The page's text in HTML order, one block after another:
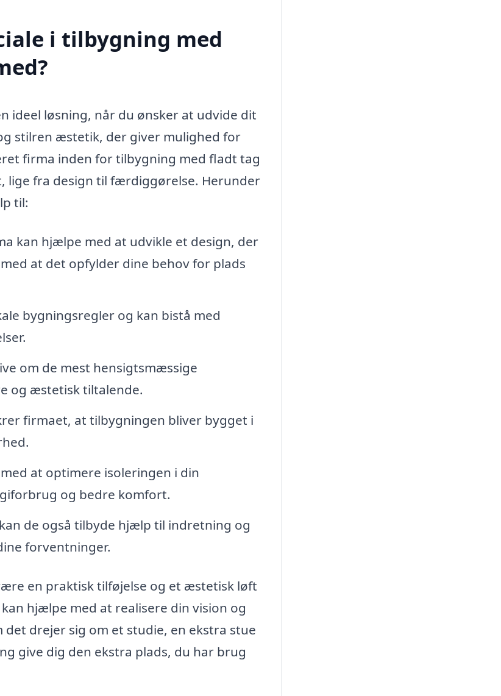
i tilbygning med
ideel løsning, når du ønsker at udvide dit
stilren æstetik, der giver mulighed for
firma inden for tilbygning med fladt tag
lige fra design til færdiggørelse. Herunder
til:
kan hjælpe med at udvikle et design, der
at det opfylder dine behov for plads
bygningsregler og kan bistå med
om de mest hensigtsmæssige
og æstetisk tiltalende.
firmaet, at tilbygningen bliver bygget i
at optimere isoleringen i din
og bedre komfort.
de også tilbyde hjælp til indretning og
forventninger.
en praktisk tilføjelse og et æstetisk løft
hjælpe med at realisere din vision og
drejer sig om et studie, en ekstra stue
give dig den ekstra plads, du har brug